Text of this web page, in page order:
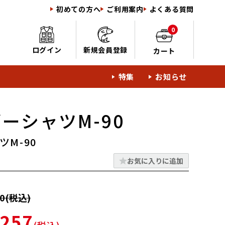
初めての方へ ご利用案内 よくある質問
ログイン 新規会員登録
0
カート
特集 お知らせ
シャツM-90
M-90
お気に入りに追加
税込)